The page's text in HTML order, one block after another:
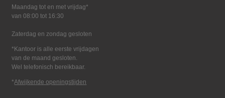
Maandag tot en met vrijdag*
van 08:00 tot 16:30
Zaterdag en zondag gesloten
*Kantoor is alle eerste vrijdagen
van de maand gesloten.
Wel telefonisch bereikbaar.
*Afwijkende openingstijden